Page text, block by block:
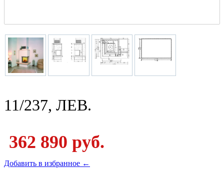
11/237, ЛЕВ.
362 890 руб.
Добавить в избранное ←